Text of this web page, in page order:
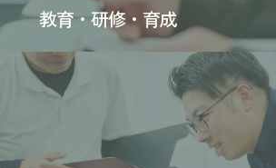
教育・研修・育成